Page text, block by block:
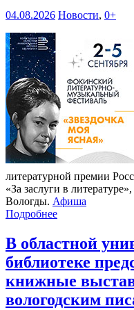
04.08.2026 Новости, 0+
литературной премии
«За заслуги в
Вологды. Афиша
Подробнее
В областной
библиотеке
книжные
вологодским